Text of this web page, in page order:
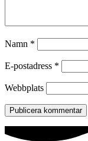
Namn *
E-postadress *
Webbplats